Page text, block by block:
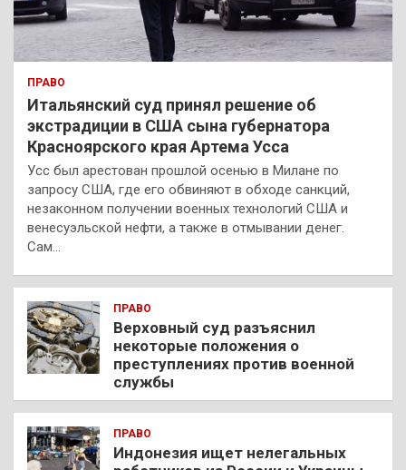
ПРАВО
Итальянский суд принял решение об
экстрадиции в США сына губернатора
Красноярского края Артема Усса
Усс был арестован прошлой осенью в Милане по
запросу США, где его обвиняют в обходе санкций,
незаконном получении военных технологий США и
венесуэльской нефти, а также в отмывании денег.
Сам…
ПРАВО
Верховный суд разъяснил
некоторые положения о
преступлениях против военной
службы
ПРАВО
Индонезия ищет нелегальных